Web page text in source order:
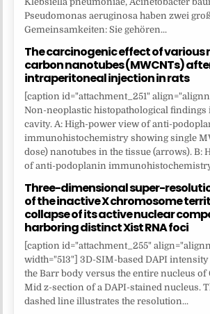
Pseudomonas aeruginosa haben zwei
Gemeinsamkeiten: Sie gehören...
The carcinogenic effect of
carbon nanotubes (MWCNTs)
intraperitoneal injection in rats
[caption id="attachment_251"
Non-neoplastic histopathological findings
cavity. A: High-power view of anti-
immunohistochemistry showing single
dose) nanotubes in the tissue (arrows). B:
of anti-podoplanin
Three-dimensional super-
of the inactive X chromosome
collapse of its active nuclear
harboring distinct Xist RNA foci
[caption id="attachment_255"
width="513"] 3D-SIM-based DAPI
the Barr body versus the entire nucleus of
Mid z-section of a DAPI-stained nucleus.
dashed line illustrates the resolution...